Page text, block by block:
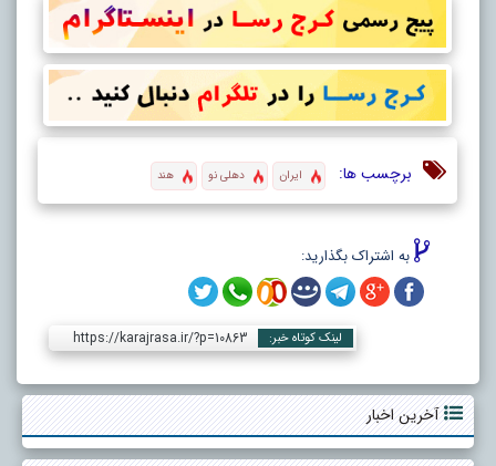
برچسب ها: ایران دهلی نو هند
به اشتراک بگذارید:
لینک کوتاه خبر: https://karajrasa.ir/?p=10863
آخرین اخبار